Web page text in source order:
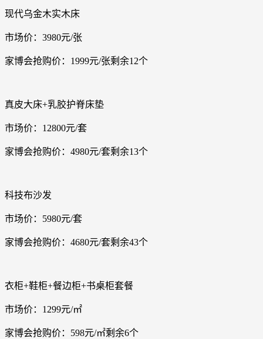
现代乌金木实木床
市场价：3980元/张
家博会抢购价：1999元/张剩余12个
真皮大床+乳胶护脊床垫
市场价：12800元/套
家博会抢购价：4980元/套剩余13个
科技布沙发
市场价：5980元/套
家博会抢购价：4680元/套剩余43个
衣柜+鞋柜+餐边柜+书桌柜套餐
市场价：1299元/㎡
家博会抢购价：598元/㎡剩余6个